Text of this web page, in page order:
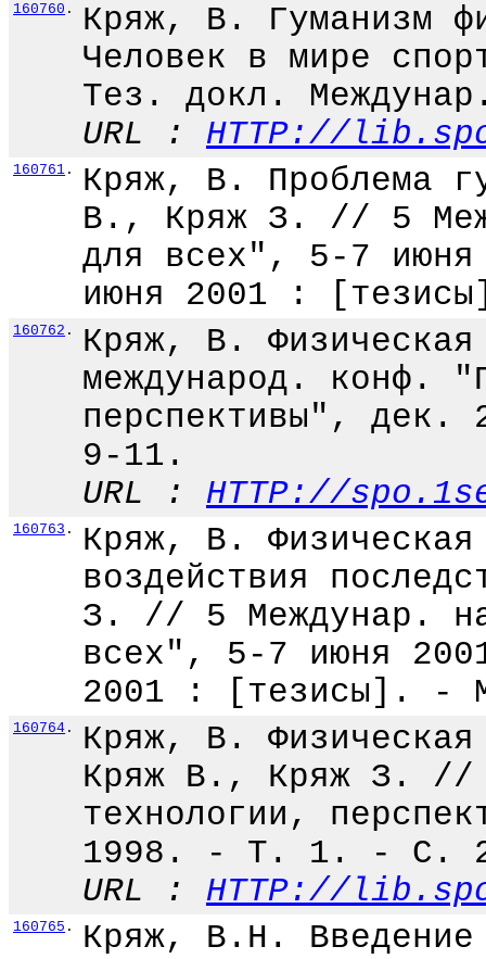
160760 .
Кряж, В. Гуманизм
Человек в мире
Тез. докл.
URL : HTTP://
160761 .
Кряж, В. Проблема
В., Кряж З. // 5
для всех", 5-7
июня 2001 :
160762 .
Кряж, В.
международ. конф.
перспективы",
9-11.
URL : HTTP://
160763 .
Кряж, В. Физическая
воздействия
З. // 5 Междунар.
всех", 5-7 июня
2001 : [тезисы]. -
160764 .
Кряж, В. Физическая
Кряж В., Кряж З. //
технологии,
1998. - Т. 1. - С.
URL : HTTP://
160765 .
Кряж, В.Н. Введение